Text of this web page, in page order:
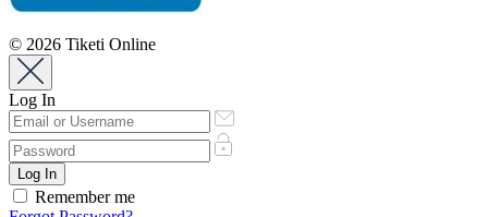
© 2026 Tiketi Online
Log In
Remember me